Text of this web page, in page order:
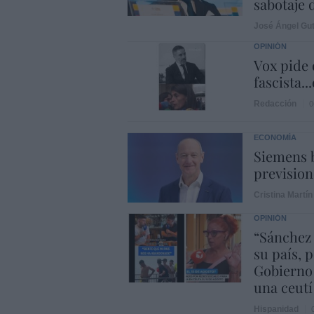
OPINIÓN
Vox pide
ECONOMÍA
Siemens
OPINIÓN
su país,
una ceutí